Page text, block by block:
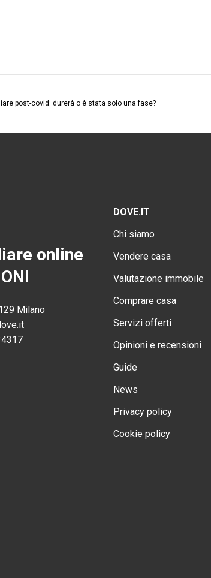
post-covid: durerà o è stata solo una fase?
online
Milano
DOVE.IT
Chi siamo
Vendere casa
Valutazione immobile
Comprare casa
Servizi offerti
Opinioni e recensioni
Guide
News
Privacy policy
Cookie policy